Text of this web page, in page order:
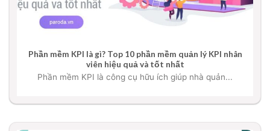
Phần mềm KPI là gì? Top 10 phần mềm quản lý KPI nhân
viên hiệu quả và tốt nhất
Phần mềm KPI là công cụ hữu ích giúp nhà quản...